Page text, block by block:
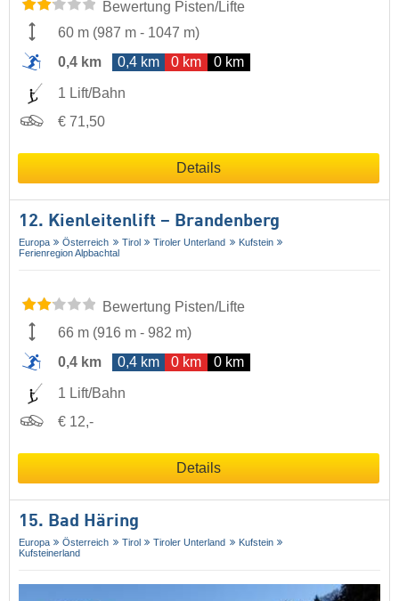
Bewertung Pisten/Lifte
60 m (987 m - 1047 m)
0,4 km
0,4 km 0 km 0 km
1 Lift/Bahn
€ 71,50
Details
12. Kienleitenlift – Brandenberg
Europa Österreich Tirol Tiroler Unterland
Kufstein
Ferienregion Alpbachtal
Bewertung Pisten/Lifte
66 m (916 m - 982 m)
0,4 km
0,4 km 0 km 0 km
1 Lift/Bahn
€ 12,-
Details
15. Bad Häring
Europa Österreich Tirol Tiroler Unterland
Kufstein
Kufsteinerland